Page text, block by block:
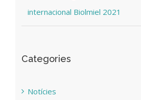
internacional Biolmiel 2021
Categories
Notícies